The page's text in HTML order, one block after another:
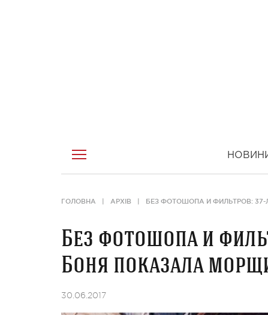
ГОЛОВНА АРХІВ БЕЗ ФОТОШОПА И ФИЛЬТРОВ:
Без фотошопа и
Боня показала
30.06.2017